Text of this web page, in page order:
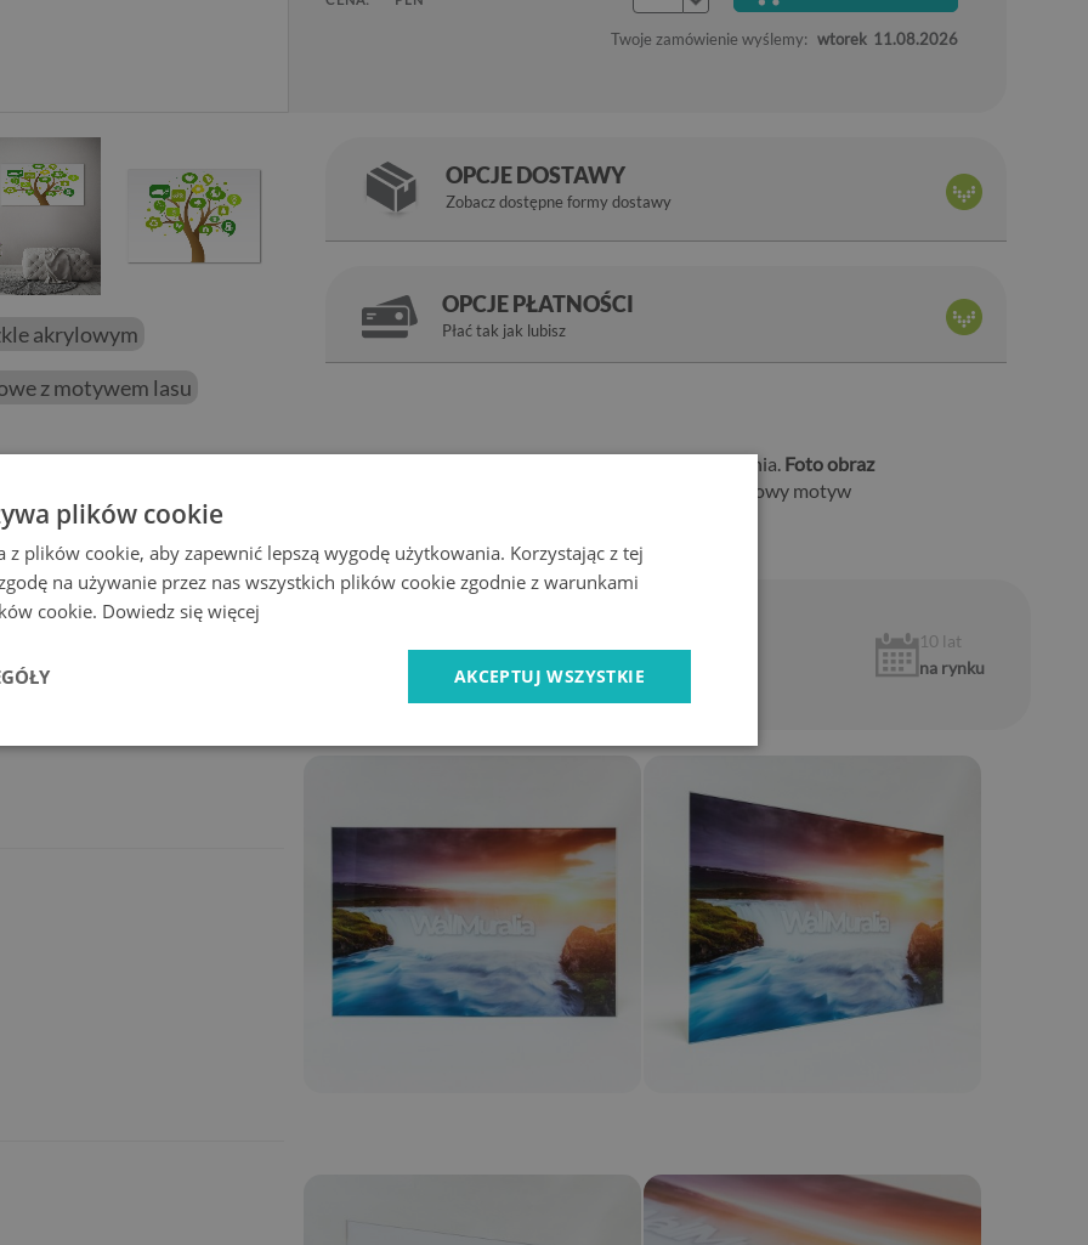
Twoje zamówienie wyślemy: wtorek 11.08.2026
akrylowym
z motywem lasu
wnętrz, gdzie wygląda niezwykle efektownie i podkreśla aranżację pomieszczenia. Foto obraz
więc przy oświetleniu zarówno dziennym, jak i sztucznym łatwo przyciąga uwagę. Ten wyjątkowy motyw
nada pomieszczeniu stylu i ciekawego klimatu.
OPCJE DOSTAWY
Zobacz dostępne formy dostawy
OPCJE PŁATNOŚCI
Płać tak jak lubisz
zakupy
10 lat
na rynku
plików cookie
z plików cookie, aby zapewnić lepszą wygodę użytkowania. Korzystając z tej
na używanie przez nas wszystkich plików cookie zgodnie z warunkami
cookie. Dowiedz się więcej
AKCEPTUJ WSZYSTKIE